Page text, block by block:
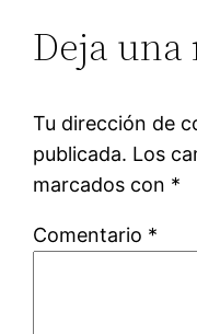
Deja una
Tu dirección de
publicada. Los
marcados con *
Comentario *